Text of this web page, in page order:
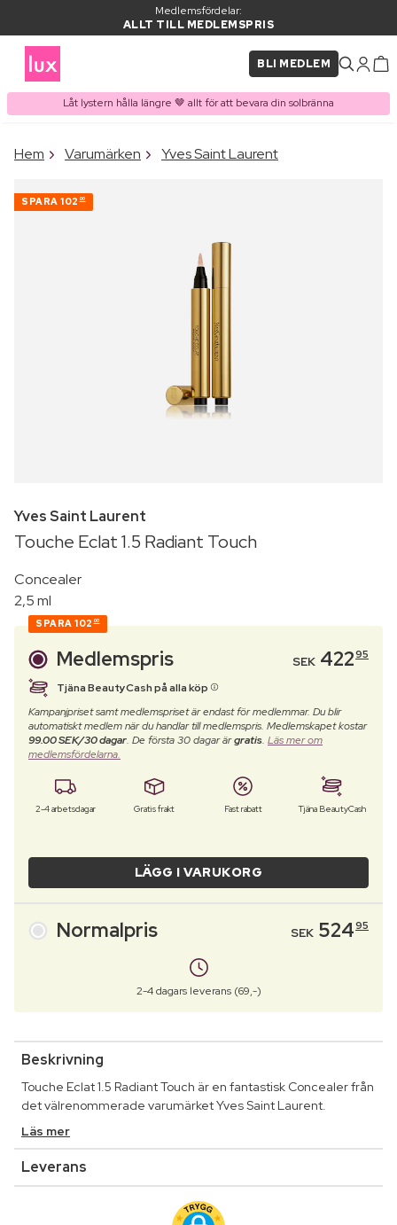
Medlemsfördelar:
ALLT TILL MEDLEMSPRIS
BLI MEDLEM
Låt lystern hålla längre 🤎 allt för att bevara din solbränna
PRODUKT I VARUKORGEN
Hem Varumärken Yves Saint Laurent
SPARA 102 00
Yves Saint Laurent
Touche Eclat 1.5 Radiant Touch
Concealer
2,5 ml
SPARA 102 00
Medlemspris SEK 42295
Tjäna BeautyCash på alla köp
Kampanjpriset samt medlemspriset är endast för medlemmar. Du blir
automatiskt medlem när du handlar till medlemspris. Medlemskapet kostar
99.00 SEK/30 dagar. De första 30 dagar ärgratis. Läs mer om
medlemsfördelarna.
2-4 arbetsdagar Gratis frakt Fast rabatt Tjäna BeautyCash
LÄGG I VARUKORG
Normalpris SEK 52495
2-4 dagars leverans (69,-)
Beskrivning
Touche Eclat 1.5 Radiant Touch är en fantastisk Concealer från
det välrenommerade varumärket Yves Saint Laurent.
Läs mer
Leverans